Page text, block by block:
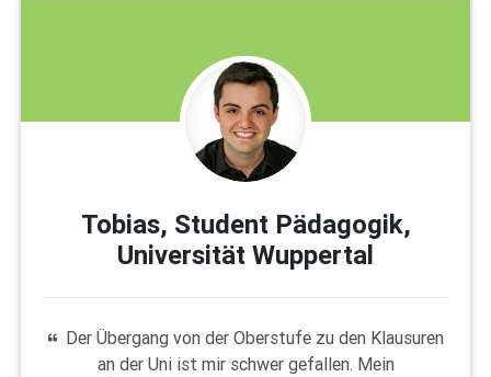
Tobias, Student Pädagogik,
Universität Wuppertal
Der Übergang von der Oberstufe zu den Klausuren
an der Uni ist mir schwer gefallen. Mein